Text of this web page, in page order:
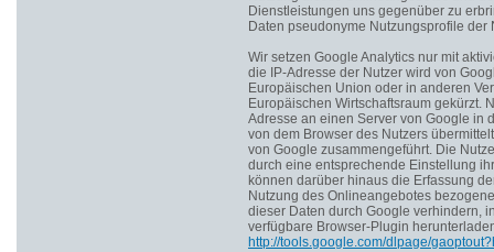
Dienstleistungen uns gegenüber zu
Daten pseudonyme Nutzungsprofile der
Wir setzen Google Analytics nur mit
die IP-Adresse der Nutzer wird von
Europäischen Union oder in anderen
Europäischen Wirtschaftsraum gekürzt.
Adresse an einen Server von Google in
von dem Browser des Nutzers
von Google zusammengeführt. Die
durch eine entsprechende Einstellung
können darüber hinaus die Erfassung
Nutzung des Onlineangebotes
dieser Daten durch Google verhindern,
verfügbare Browser-Plugin
http://tools.google.com/dlpage/